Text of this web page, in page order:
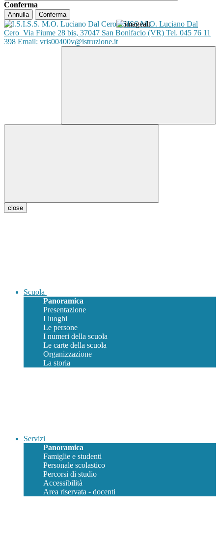
Conferma
Annulla Conferma
ISISS M.O. Luciano Dal
Cero Via Fiume 28 bis, 37047 San Bonifacio (VR) Tel. 045 76 11
398 Email: vris00400v@istruzione.it
close
Scuola
Panoramica
Presentazione
I luoghi
Le persone
I numeri della scuola
Le carte della scuola
Organizzazione
La storia
Servizi
Panoramica
Famiglie e studenti
Personale scolastico
Percorsi di studio
Accessibilità
Area riservata - docenti